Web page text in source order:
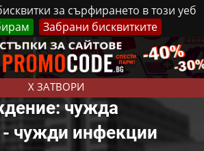
за сърфирането в този уеб
Забрани бисквитките
X ЗАТВОРИ
Август, 2026 Реклама Контакти
чужда
- чужди инфекции